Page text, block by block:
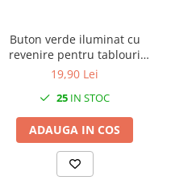
Buton verde iluminat cu
revenire pentru tablouri
electrice 1NO 6A 1W 230V
19,90 Lei
25 IN STOC
ADAUGA IN COS